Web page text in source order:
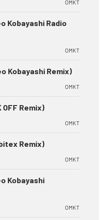
OMKT
Kobayashi Radio
OMKT
Kobayashi Remix)
OMKT
OFF Remix)
OMKT
Remix)
OMKT
Kobayashi
OMKT